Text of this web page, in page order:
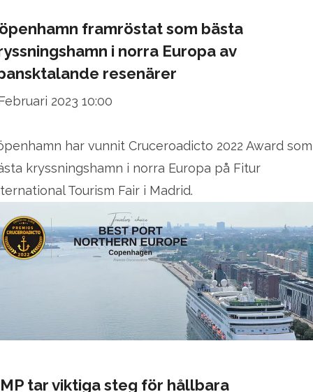
framröstat som bästa
i norra Europa av
resenärer
2023 10:00
har vunnit Cruceroadicto 2022 Award som
kryssningshamn i norra Europa på Fitur
Tourism Fair i Madrid.
tar viktiga steg för hållbara